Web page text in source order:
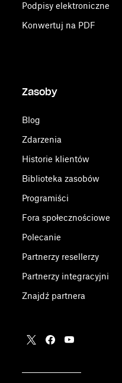
Podpisy elektroniczne
Konwertuj na PDF
Zasoby
Blog
Zdarzenia
Historie klientów
Biblioteka zasobów
Programiści
Fora społecznościowe
Polecanie
Partnerzy resellerzy
Partnerzy integracyjni
Znajdź partnera